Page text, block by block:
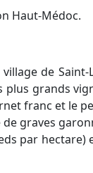
Haut-Médoc.
de
grands
franc et le
graves
par hectare)